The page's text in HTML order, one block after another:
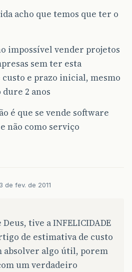
acho que temos que ter o
impossível vender projetos
sem ter esta
custo e prazo inicial, mesmo
2 anos
é que se vende software
não como serviço
de fev. de 2011
tive a INFELICIDADE
de estimativa de custo
absolver algo útil, porem
um verdadeiro